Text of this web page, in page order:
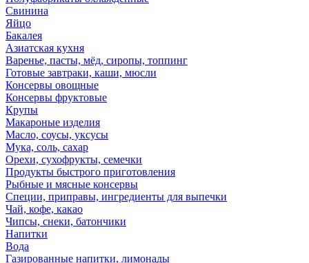
Свинина
Яйцо
Бакалея
Азиатская кухня
Варенье, пасты, мёд, сиропы, топпинг
Готовые завтраки, каши, мюсли
Консервы овощные
Консервы фруктовые
Крупы
Макароные изделия
Масло, соусы, уксусы
Мука, соль, сахар
Орехи, сухофрукты, семечки
Продукты быстрого приготовления
Рыбные и мясные консервы
Специи, приправы, ингредиенты для выпечки
Чай, кофе, какао
Чипсы, снеки, батончики
Напитки
Вода
Газированные напитки, лимонады